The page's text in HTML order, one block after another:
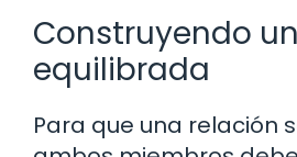
Construyendo
equilibrada
Para que una relación